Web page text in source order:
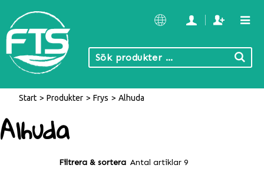
Start / Produkter / Frys / Alhuda
Alhuda
Filtrera & sortera Antal artiklar 9